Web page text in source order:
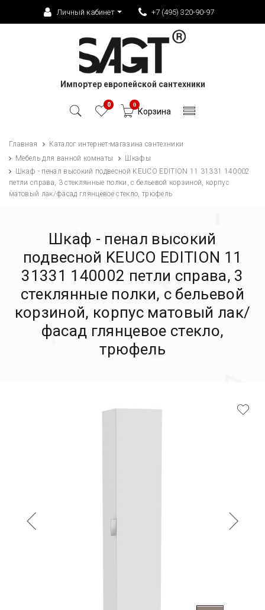
Личный кабинет +7 (495) 320-90-97
Импортер европейской сантехники
0 0
Корзина
Главная
Каталог интернет-магазина сантехники
Мебель для ванной комнаты
Шкафы
Шкаф - пенал высокий подвесной KEUCO EDITION 11 31331 140002
петли справа, 3 стеклянные полки, с бельевой корзиной, корпус
матовый лак/фасад глянцевое стекло, трюфель
Шкаф - пенал высокий
подвесной KEUCO EDITION 11
31331 140002 петли справа, 3
стеклянные полки, с бельевой
корзиной, корпус матовый лак/
фасад глянцевое стекло,
трюфель